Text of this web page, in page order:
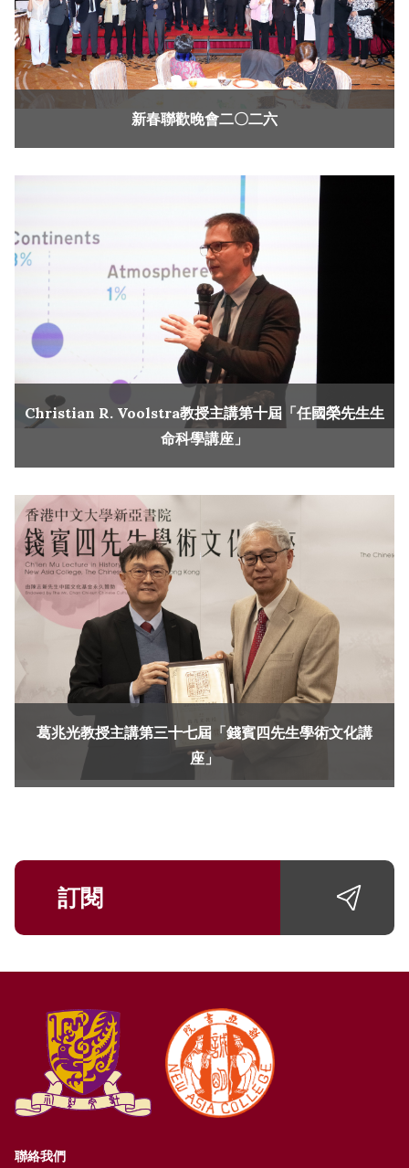
新春聯歡晚會二〇二六
Christian R. Voolstra教授主講第十屆「任國榮先生生
命科學講座」
葛兆光教授主講第三十七屆「錢賓四先生學術文化講
座」
訂閱
聯絡我們